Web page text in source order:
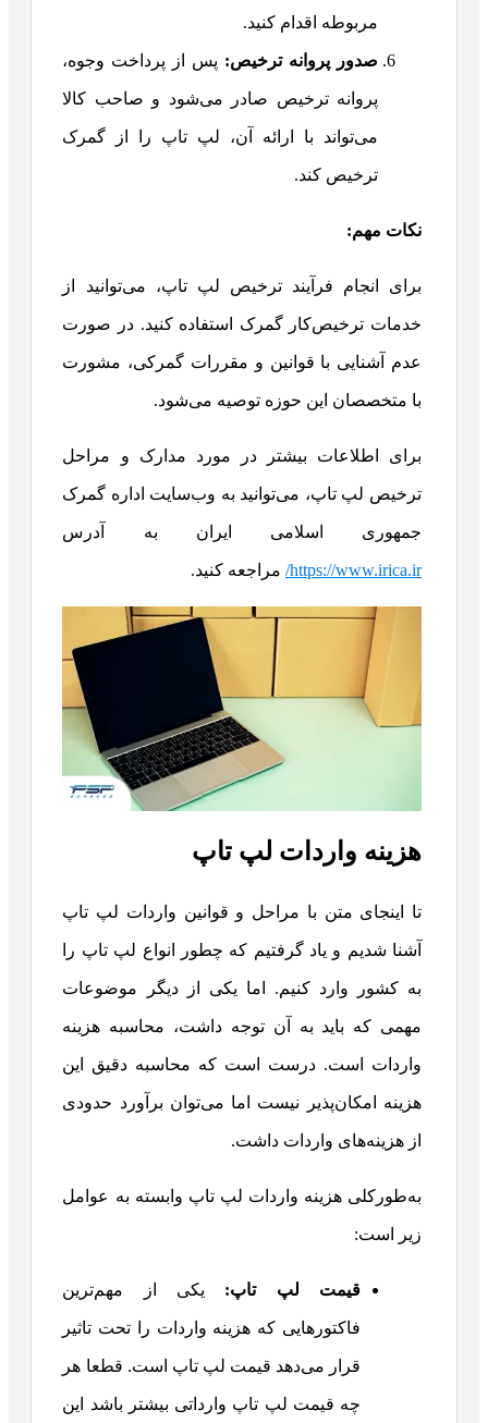
مربوطه اقدام کنید.
صدور پروانه ترخیص: پس از پرداخت وجوه،
پروانه ترخیص صادر می‌شود و صاحب کالا
می‌تواند با ارائه آن، لپ تاپ را از گمرک
ترخیص کند.
نکات مهم:
برای انجام فرآیند ترخیص لپ تاپ، می‌توانید از
خدمات ترخیص‌کار گمرک استفاده کنید. در صورت
عدم آشنایی با قوانین و مقررات گمرکی، مشورت
با متخصصان این حوزه توصیه می‌شود.
برای اطلاعات بیشتر در مورد مدارک و مراحل
ترخیص لپ تاپ، می‌توانید به وب‌سایت اداره گمرک
جمهوری اسلامی ایران به آدرس
https://www.irica.ir/ مراجعه کنید.
هزینه واردات لپ تاپ
تا اینجای متن با مراحل و قوانین واردات لپ تاپ
آشنا شدیم و یاد گرفتیم که چطور انواع لپ تاپ را
به کشور وارد کنیم. اما یکی از دیگر موضوعات
مهمی که باید به آن توجه داشت، محاسبه هزینه
واردات است. درست است که محاسبه دقیق این
هزینه امکان‌پذیر نیست اما می‌توان برآورد حدودی
از هزینه‌های واردات داشت.
به‌طور‌کلی هزینه واردات لپ تاپ وابسته به عوامل
زیر است:
قیمت لپ تاپ: یکی از مهم‌ترین
فاکتورهایی که هزینه واردات را تحت تاثیر
قرار می‌دهد قیمت لپ تاپ است. قطعا هر
چه قیمت لپ تاپ وارداتی بیشتر باشد این